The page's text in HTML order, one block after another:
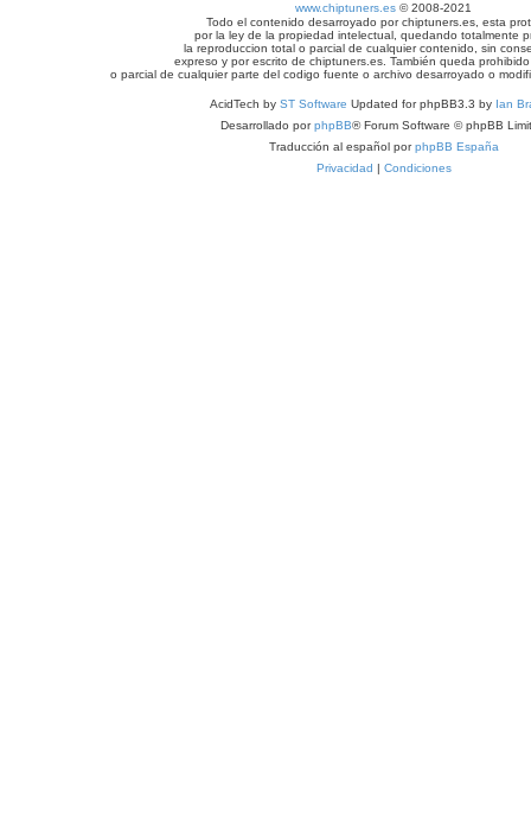
www.chiptuners.es © 2008-2021
Todo el contenido desarroyado por chiptuners.es, esta
por la ley de la propiedad intelectual, quedando totalmente
la reproduccion total o parcial de cualquier contenido, sin
expreso y por escrito de chiptuners.es. También queda
o parcial de cualquier parte del codigo fuente o archivo desarroyado o
AcidTech by ST Software Updated for phpBB3.3 by Ian
Desarrollado porphpBB® Forum Software © phpBB
Traducción al español porphpBB España
Privacidad | Condiciones